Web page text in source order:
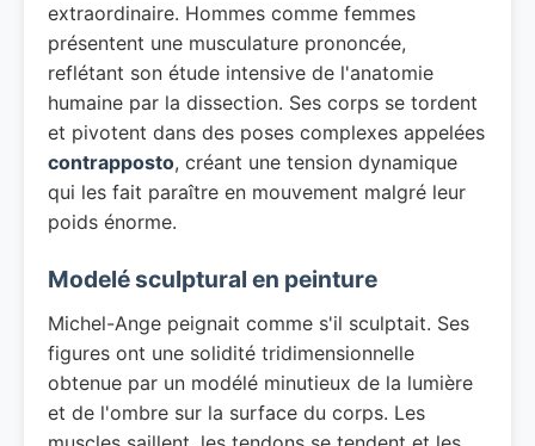
extraordinaire. Hommes comme femmes
présentent une musculature prononcée,
reflétant son étude intensive de l'anatomie
humaine par la dissection. Ses corps se tordent
et pivotent dans des poses complexes appelées
contrapposto, créant une tension dynamique
qui les fait paraître en mouvement malgré leur
poids énorme.
Modelé sculptural en peinture
Michel-Ange peignait comme s'il sculptait. Ses
figures ont une solidité tridimensionnelle
obtenue par un modélé minutieux de la lumière
et de l'ombre sur la surface du corps. Les